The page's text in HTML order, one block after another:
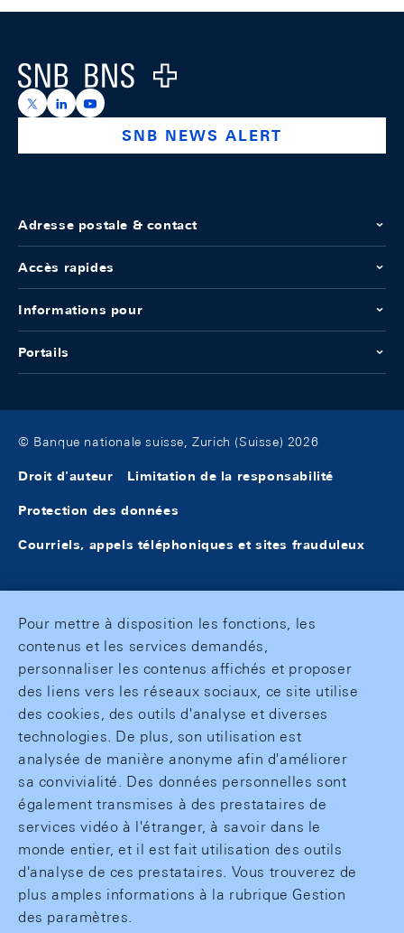
Logo
https://x.com/snb_bns
https://ch.linkedin.com/company/swiss-national-
https://www.youtube.com/@swissnationalbank
SNB NEWS ALERT
Adresse postale & contact
Accès rapides
Informations pour
Portails
© Banque nationale suisse, Zurich (Suisse) 2026
Droit d'auteur Limitation de la responsabilité
Protection des données
Courriels, appels téléphoniques et sites frauduleux
Pour mettre à disposition les fonctions, les
contenus et les services demandés,
personnaliser les contenus affichés et proposer
des liens vers les réseaux sociaux, ce site utilise
des cookies, des outils d'analyse et diverses
technologies. De plus, son utilisation est
analysée de manière anonyme afin d'améliorer
sa convivialité. Des données personnelles sont
également transmises à des prestataires de
services vidéo à l'étranger, à savoir dans le
monde entier, et il est fait utilisation des outils
d'analyse de ces prestataires. Vous trouverez de
plus amples informations à la rubrique Gestion
des paramètres.